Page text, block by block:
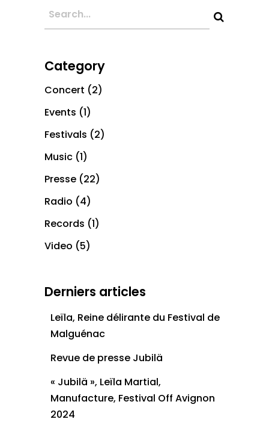
Category
Concert (2)
Events (1)
Festivals (2)
Music (1)
Presse (22)
Radio (4)
Records (1)
Video (5)
Derniers articles
Leïla, Reine délirante du Festival de
Malguénac
Revue de presse Jubilä
« Jubilä », Leïla Martial,
Manufacture, Festival Off Avignon
2024